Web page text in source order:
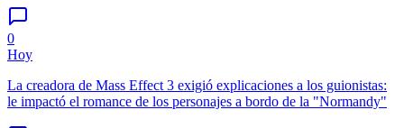
0
Hoy
La creadora de Mass Effect 3 exigió explicaciones a los guionistas:
le impactó el romance de los personajes a bordo de la "Normandy"